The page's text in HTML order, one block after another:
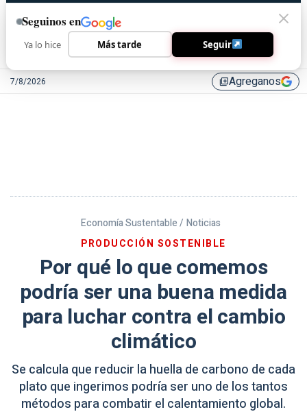
7/8/2026 library_addAgreganos
Economía Sustentable / Noticias
PRODUCCIÓN SOSTENIBLE
Por qué lo que comemos
podría ser una buena medida
para luchar contra el cambio
climático
Se calcula que reducir la huella de carbono de cada
plato que ingerimos podría ser uno de los tantos
métodos para combatir el calentamiento global.
Seguinos en
Ya lo hice Más tarde Seguir